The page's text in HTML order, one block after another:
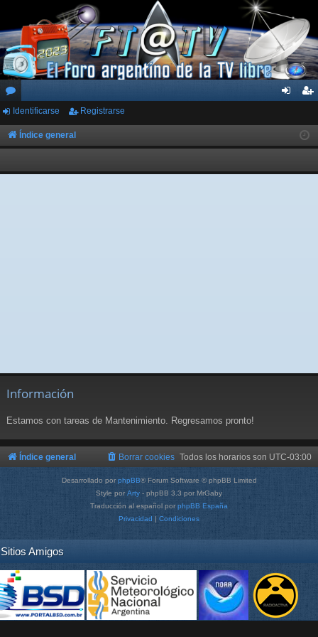
or
os
ar
ist
rs
Identificarse Registrarse
Índice general
Información
Estamos con tareas de Mantenimiento. Regresamos pronto!
Índice general Todos los horarios son UTC-03:00
Borrar cookies
Desarrollado por phpBB® Forum Software © phpBB Limited
Style por Arty - phpBB 3.3 por MrGaby
Traducción al español por phpBB España
Privacidad | Condiciones
Sitios Amigos